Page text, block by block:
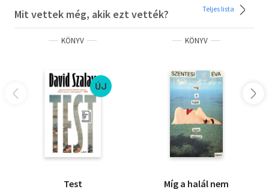
Mit vettek még, akik ezt vették? Teljes lista
KÖNYV
ÚJ
Test
KÖNYV
Míg a halál nem